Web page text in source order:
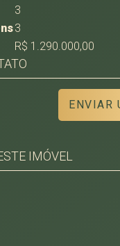
3
3
R$ 1.290.000,00
ENVIAR
IMÓVEL